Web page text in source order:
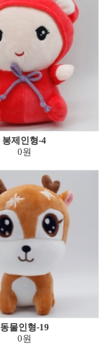
봉제인형-4
0원
동물인형-19
0원